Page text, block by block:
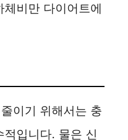
비만 다이어트에
이기 위해서는 충
입니다. 물은 신